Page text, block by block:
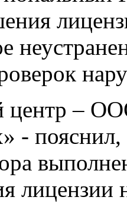
центр –
- пояснил,
лицензии